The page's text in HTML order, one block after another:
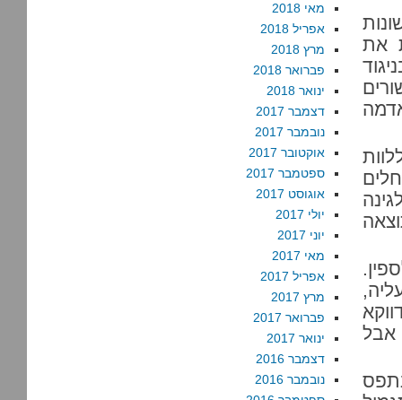
את
אבל
מאי 2018
אפריל 2018
מרץ 2018
פברואר 2018
ינואר 2018
דצמבר 2017
נובמבר 2017
אוקטובר 2017
ספטמבר 2017
אוגוסט 2017
יולי 2017
יוני 2017
מאי 2017
אפריל 2017
מרץ 2017
פברואר 2017
ינואר 2017
דצמבר 2016
נובמבר 2016